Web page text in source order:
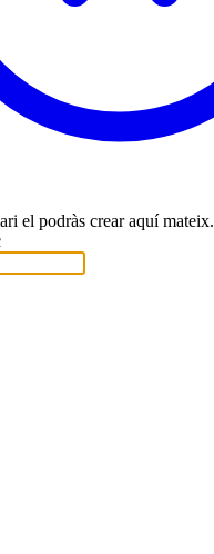
el podràs crear aquí mateix.